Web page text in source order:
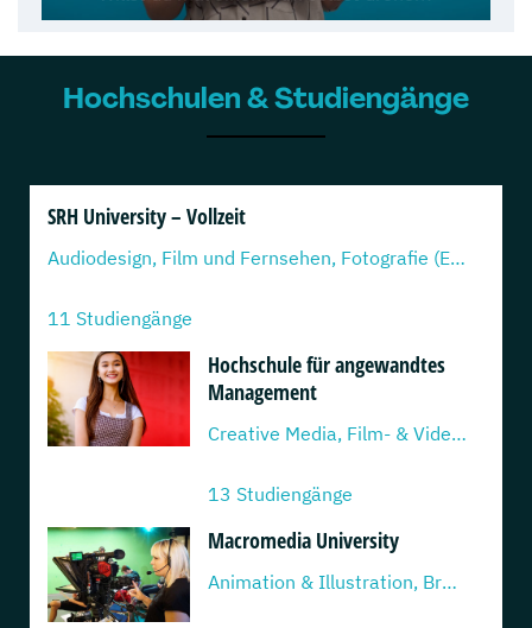
Hochschulen & Studiengänge
SRH University – Vollzeit
Audiodesign, Film und Fernsehen, Fotografie (EN),...
11 Studiengänge
Hochschule für angewandtes
Management
Creative Media, Film- & Videoproduktion, Game...
13 Studiengänge
Macromedia University
Animation & Illustration, Brand Management, Design...